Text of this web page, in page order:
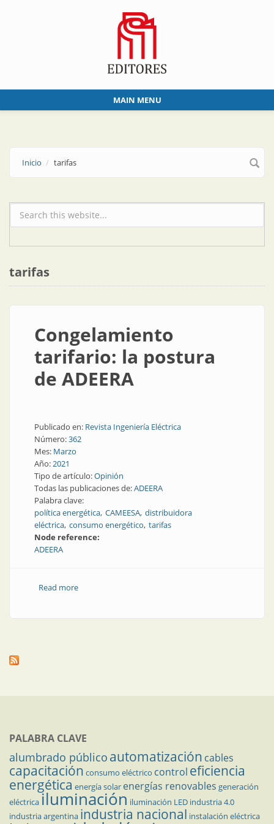
MAIN MENU
Inicio tarifas
Formulario de búsqueda
tarifas
Congelamiento
tarifario: la postura
de ADEERA
Publicado en: Revista Ingeniería Eléctrica
Número:362
Mes: Marzo
Año:2021
Tipo de artículo:Opinión
Todas las publicaciones de:ADEERA
Palabra clave:
política energética CAMEESA distribuidora
eléctrica consumo energético tarifas
Node reference:
ADEERA
Read moreabout Congelamiento tarifario: la postura de ADEERA
PALABRA CLAVE
alumbrado público automatización cables
capacitación consumo eléctrico control eficiencia
energética energía solar energías renovables generación
eléctricailuminación iluminación LED industria 4.0
industria argentina industria nacional instalación eléctrica